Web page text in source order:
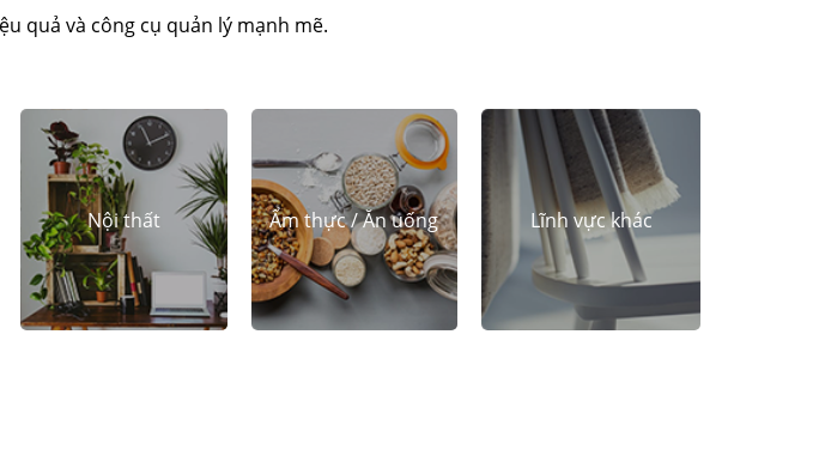
quả và công cụ quản lý mạnh mẽ.
Nội thất Ẩm thực / Ăn uống Lĩnh vực khác